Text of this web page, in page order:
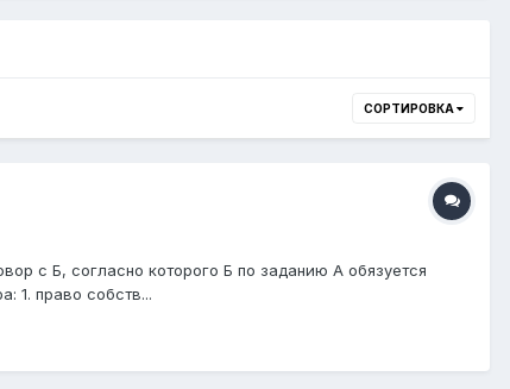
СОРТИРОВКА
с Б, согласно которого Б по заданию А обязуется
1. право собств...